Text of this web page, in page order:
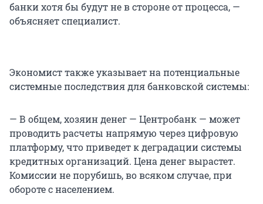
банки хотя бы будут не в стороне от процесса, —
объясняет специалист.
Экономист также указывает на потенциальные
системные последствия для банковской системы:
— В общем, хозяин денег — Центробанк — может
проводить расчеты напрямую через цифровую
платформу, что приведет к деградации системы
кредитных организаций. Цена денег вырастет.
Комиссии не порубишь, во всяком случае, при
обороте с населением.